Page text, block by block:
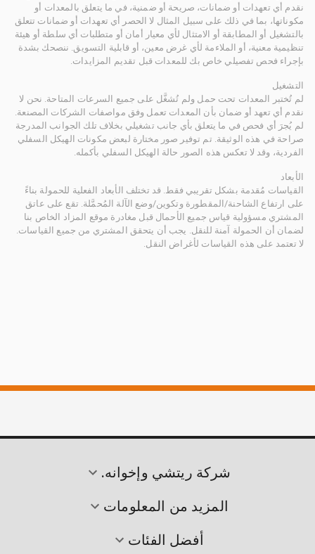
نقدم أي تعهدات أو ضمانات، صريحة أو ضمنية، في ما يتعلق بالمعدات أو
مكوناتها، بما في ذلك على سبيل المثال لا الحصر أي تعهدات أو ضمانات تتعلق
بالتشغيل أو المطابقة أو الامتثال لأي معيار أمان أو متطلبات أي سلطة أو هيئة
تنظيمية معنية، أو الملاءمة لأي غرض معين، أو قابلية التسويق. ننصحك بشدة
بإجراء فحص تفصيلي خاص بك للمعدات قبل تقديم المزايدات.
التشغيل
لم تُختبر المعدات تحت حمل ولم تُشغَّل على جميع السرعات المتاحة. نحن لا
نقدم أي تعهد أو ضمان بأن المعدات تعمل وفق مواصفات الشركات المصنعة.
لم يُجرَ أي فحص في ما يتعلق بأي جانب تشغيلي بخلاف تلك الجوانب المدرجة
صراحة في هذه الوثيقة. تم توفير صور مختارة لبعض مكونات الهيكل السفلي
الفردية، وقد لا تعكس هذه الصور حالة الهيكل السفلي بأكمله.
الأبعاد
القياسات مُقدمة بشكل تقريبي فقط. قد تختلف الأبعاد الفعلية للحمولة بناءً
على ارتفاع الشاحنة/المقطورة وتكوين/وضع الآلة المُحمَّلة. تقع على عاتق
المشتري مسؤولية قياس جميع الأحمال قبل مغادرة موقع المزاد الخاص بنا
لضمان أن الحمولة آمنة للنقل. يجب أن يتحقق المشتري من جميع القياسات.
لا تعتمد على هذه القياسات لأغراض النقل.
شركة ريتشي وإخوانه.
المزيد من المعلومات
أفضل الفئات